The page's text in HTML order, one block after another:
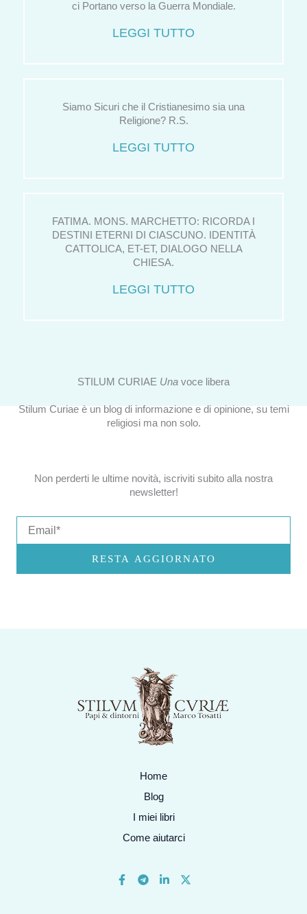
ci Portano verso la Guerra Mondiale.
LEGGI TUTTO
Siamo Sicuri che il Cristianesimo sia una
Religione? R.S.
LEGGI TUTTO
FATIMA. MONS. MARCHETTO: RICORDA I
DESTINI ETERNI DI CIASCUNO. IDENTITÀ
CATTOLICA, ET-ET, DIALOGO NELLA
CHIESA.
LEGGI TUTTO
STILUM CURIAE Una voce libera
Stilum Curiae è un blog di informazione e di opinione, su temi
religiosi ma non solo.
Non perderti le ultime novità, iscriviti subito alla nostra
newsletter!
RESTA AGGIORNATO
Home
Blog
I miei libri
Come aiutarci